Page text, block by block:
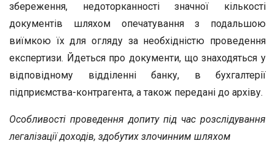
збереження, недоторканності значної кількості
документів шляхом опечатування з подальшою
виїмкою їх для огляду за необхідністю проведення
експертизи. Йдеться про документи, що знаходяться у
відповідному відділенні банку, в бухгалтерії
підприємства-контрагента, а також передані до архіву.
Особливості проведення допиту під час розслідування
легалізації доходів, здобутих злочинним шляхом